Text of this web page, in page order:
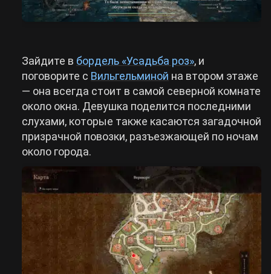
Зайдите в бордель «Усадьба роз», и
поговорите с Вильгельминой на втором этаже
— она всегда стоит в самой северной комнате
около окна. Девушка поделится последними
слухами, которые также касаются загадочной
призрачной повозки, разъезжающей по ночам
около города.